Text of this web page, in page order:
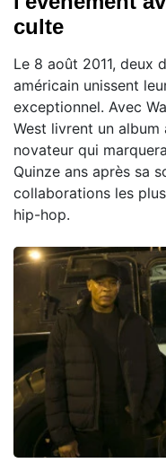
culte
Le 8 août 2011, deux
américain unissent
exceptionnel. Avec
West livrent un
novateur qui
Quinze ans après sa
collaborations les
hip-hop.